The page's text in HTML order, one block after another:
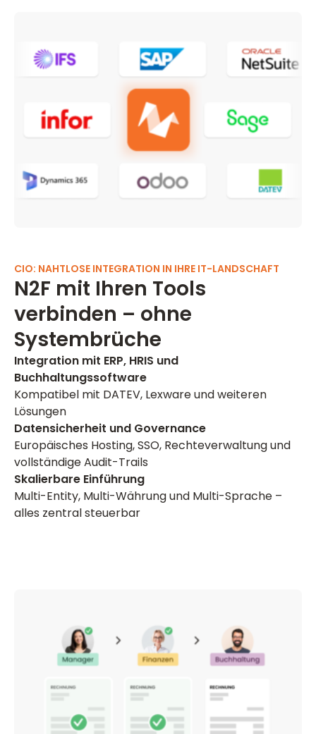
CIO: NAHTLOSE INTEGRATION IN IHRE IT-LANDSCHAFT
N2F mit Ihren Tools
verbinden – ohne
Systembrüche
Integration mit ERP, HRIS und
Buchhaltungssoftware
Kompatibel mit DATEV, Lexware und weiteren
Lösungen
Datensicherheit und Governance
Europäisches Hosting, SSO, Rechteverwaltung und
vollständige Audit-Trails
Skalierbare Einführung
Multi-Entity, Multi-Währung und Multi-Sprache –
alles zentral steuerbar